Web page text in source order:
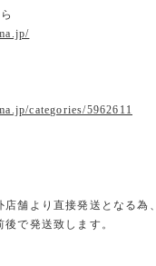
categories/5962611
舗より直接発送となる為、
で発送致します。